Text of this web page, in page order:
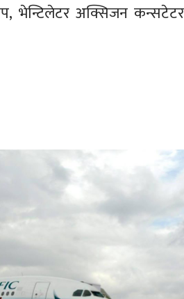
भेन्टिलेटर अक्सिजन